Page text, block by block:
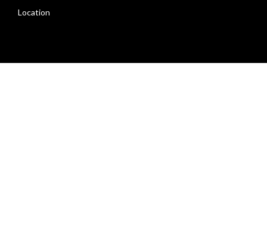
Location